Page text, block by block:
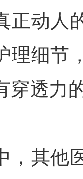
正动人
理细节
穿透力
，其他